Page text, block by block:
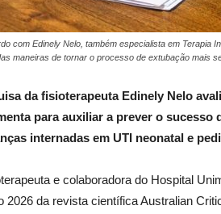
com Edinely Nelo, também especialista em Terapia
maneiras de tornar o processo de extubação mais
da fisioterapeuta Edinely Nelo
para auxiliar a prever o sucesso
internadas em UTI neonatal e
e colaboradora do Hospital
2026 da revista científica Australian